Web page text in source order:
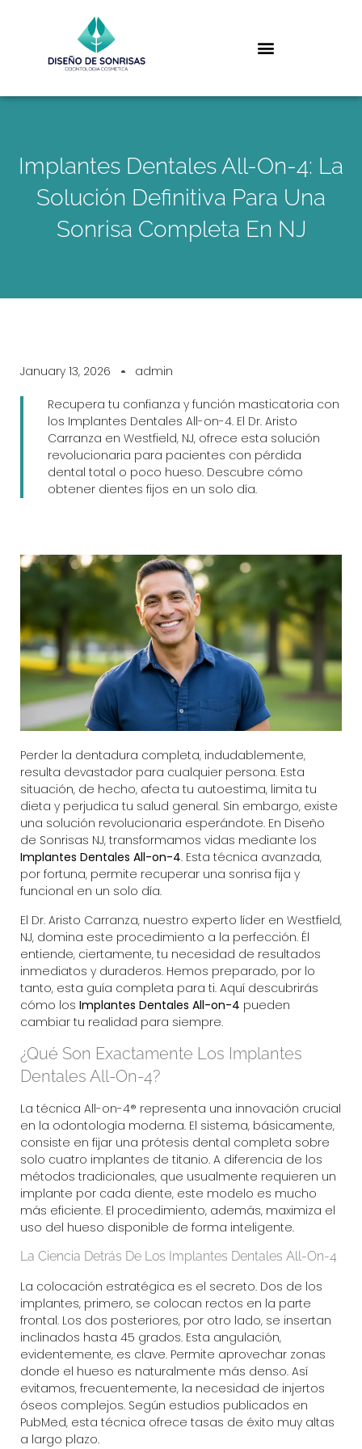
Implantes Dentales All-On-4: La
Solución Definitiva Para Una
Sonrisa Completa En NJ
January 13, 2026 admin
Recupera tu confianza y función masticatoria con
los Implantes Dentales All-on-4. El Dr. Aristo
Carranza en Westfield, NJ, ofrece esta solución
revolucionaria para pacientes con pérdida
dental total o poco hueso. Descubre cómo
obtener dientes fijos en un solo día.
Perder la dentadura completa, indudablemente,
resulta devastador para cualquier persona. Esta
situación, de hecho, afecta tu autoestima, limita tu
dieta y perjudica tu salud general. Sin embargo, existe
una solución revolucionaria esperándote. En Diseño
de Sonrisas NJ, transformamos vidas mediante los
Implantes Dentales All-on-4. Esta técnica avanzada,
por fortuna, permite recuperar una sonrisa fija y
funcional en un solo día.
El Dr. Aristo Carranza, nuestro experto líder en Westfield,
NJ, domina este procedimiento a la perfección. Él
entiende, ciertamente, tu necesidad de resultados
inmediatos y duraderos. Hemos preparado, por lo
tanto, esta guía completa para ti. Aquí descubrirás
cómo los Implantes Dentales All-on-4 pueden
cambiar tu realidad para siempre.
¿Qué Son Exactamente Los Implantes
Dentales All-On-4?
La técnica All-on-4® representa una innovación crucial
en la odontología moderna. El sistema, básicamente,
consiste en fijar una prótesis dental completa sobre
solo cuatro implantes de titanio. A diferencia de los
métodos tradicionales, que usualmente requieren un
implante por cada diente, este modelo es mucho
más eficiente. El procedimiento, además, maximiza el
uso del hueso disponible de forma inteligente.
La Ciencia Detrás De Los Implantes Dentales All-On-4
La colocación estratégica es el secreto. Dos de los
implantes, primero, se colocan rectos en la parte
frontal. Los dos posteriores, por otro lado, se insertan
inclinados hasta 45 grados. Esta angulación,
evidentemente, es clave. Permite aprovechar zonas
donde el hueso es naturalmente más denso. Así
evitamos, frecuentemente, la necesidad de injertos
óseos complejos. Según estudios publicados en
PubMed, esta técnica ofrece tasas de éxito muy altas
a largo plazo.